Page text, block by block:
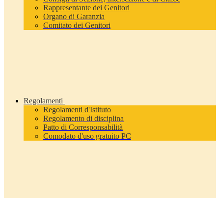
Rappresentante dei Genitori
Organo di Garanzia
Comitato dei Genitori
Regolamenti
Regolamenti d'Istituto
Regolamento di disciplina
Patto di Corresponsabilità
Comodato d'uso gratuito PC